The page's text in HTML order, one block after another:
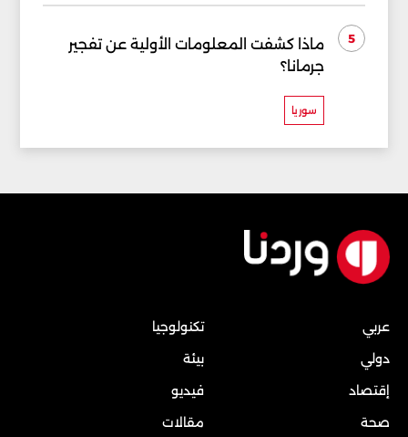
5
ماذا كشفت المعلومات الأولية عن تفجير
جرمانا؟
سوريا
عربي
دولي
إقتصاد
صحة
تكنولوجيا
بيئة
فيديو
مقالات